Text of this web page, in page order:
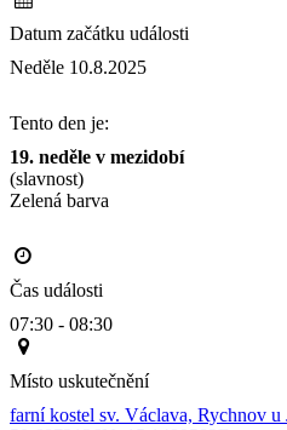
Datum začátku události
Neděle 10.8.2025
Tento den je:
19. neděle v mezidobí
(slavnost)
Zelená
Čas události
07:30 - 08:30
Místo uskutečnění
farní kostel sv. Václava, Rychnov u